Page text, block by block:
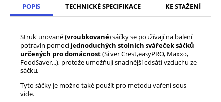
POPIS TECHNICKÉ SPECIFIKACE KE STAŽENÍ
Strukturované(vroubkované)sáčky se používají na balení
potravin pomocí jednoduchých stolních svářečeksáčků
určených pro domácnost(Silver Crest,easyPRO, Maxxo,
FoodSaver...), protože umožňují snadnější odsátí vzduchu ze
sáčku.
Tyto sáčky je možno také použít pro metodu vaření sous-
vide.